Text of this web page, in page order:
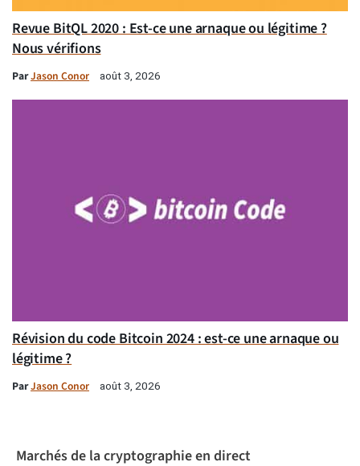
Revue BitQL 2020 : Est-ce une arnaque ou légitime ?
Nous vérifions
ParJason Conor août 3, 2026
Révision du code Bitcoin 2024 : est-ce une arnaque ou
légitime ?
ParJason Conor août 3, 2026
Marchés de la cryptographie en direct